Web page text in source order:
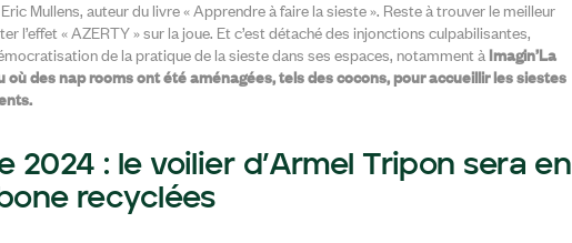
Mullens, auteur du livre « Apprendre à faire la sieste ». Reste à trouver le meilleur
l’effet « AZERTY » sur la joue. Et c’est détaché des injonctions culpabilisantes,
de la pratique de la sieste dans ses espaces, notamment à Imagin’La
où des nap rooms ont été aménagées, tels des cocons, pour accueillir les siestes
2024 : le voilier d’Armel Tripon sera en
recyclées